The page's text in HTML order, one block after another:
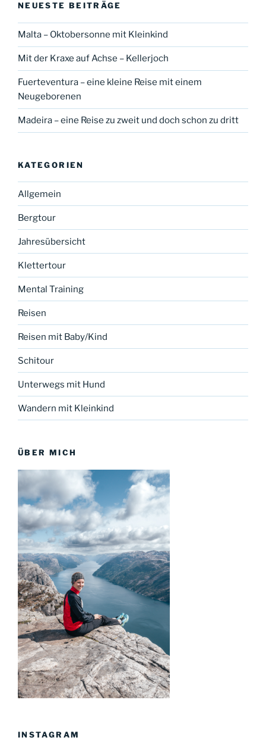
NEUESTE BEITRÄGE
Malta – Oktobersonne mit Kleinkind
Mit der Kraxe auf Achse – Kellerjoch
Fuerteventura – eine kleine Reise mit einem
Neugeborenen
Madeira – eine Reise zu zweit und doch schon zu dritt
KATEGORIEN
Allgemein
Bergtour
Jahresübersicht
Klettertour
Mental Training
Reisen
Reisen mit Baby/Kind
Schitour
Unterwegs mit Hund
Wandern mit Kleinkind
ÜBER MICH
INSTAGRAM